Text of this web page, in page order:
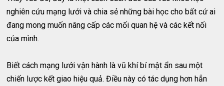
nghiên cứu mạng lưới và chia sẻ những bài học cho bất cứ ai
đang mong muốn nâng cấp các mối quan hệ và các kết nối
của mình.
Biết cách mạng lưới vận hành là vũ khí bí mật ẩn sau một
chiến lược kết giao hiệu quả. Điều này có tác dụng hơn hẳn